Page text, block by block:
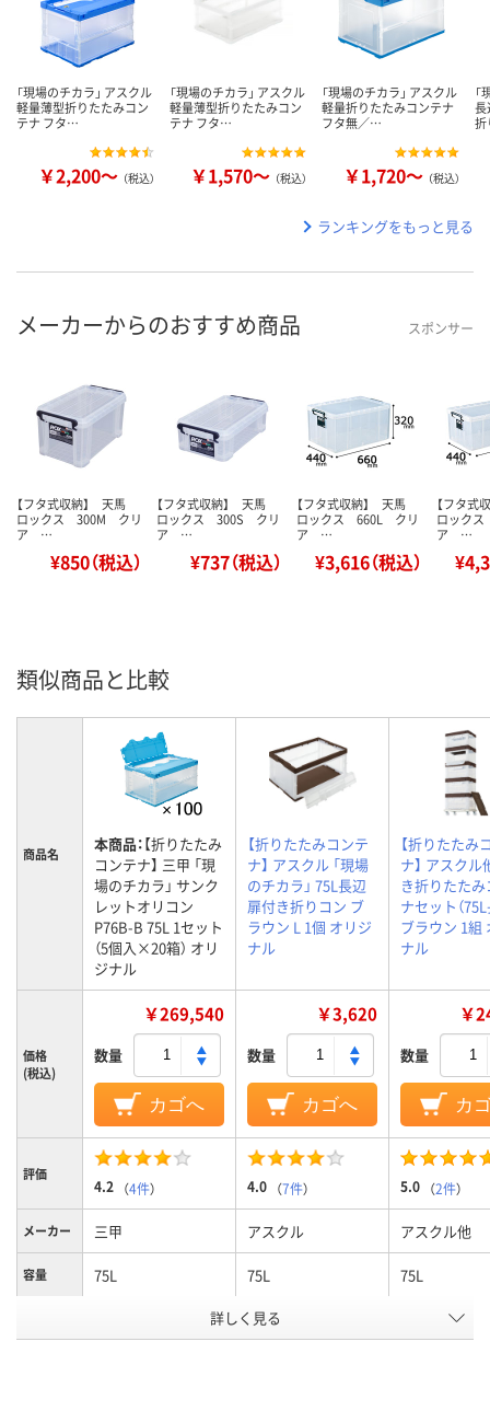
「現場のチカラ」 アスクル
軽量薄型折りたたみコン
テナ フタ…
￥2,200～ （税込）
「現場のチカラ」 アスクル
軽量薄型折りたたみコン
テナ フタ…
￥1,570～ （税込）
「現場のチカラ」 アスクル
軽量折りたたみコンテナ
フタ無／…
￥1,720～ （税込）
長
ランキングをもっと見る
メーカーからのおすすめ商品 スポンサー
【フタ式収納】 天馬
ロックス 300M クリ
ア …
¥850（税込）
【フタ式収納】 天馬
ロックス 300S クリ
ア …
¥737（税込）
【フタ式収納】 天馬
ロックス 660L クリ
ア …
¥3,616（税込）
【フタ
ロック
ア …
類似商品と比較
商品名 本商品：【折りたたみ
コンテナ】 三甲 「現
場のチカラ」 サンク
レットオリコン
P76B-B 75L 1セット
（5個入×20箱） オリ
ジナル
【折りたたみコンテ
ナ】 アスクル 「現場
のチカラ」 75L長辺
扉付き折りコン ブ
ラウン L 1個 オリジ
ナル
【折りたたみ
ナ】 アスクル
き折りたた
ナセット（75L
ブラウン 1組
ナル
価格
(税込)
￥269,540
数量
カゴへ
￥3,620
数量
カゴへ
￥
数量
カ
評価
4.2 （4件） 4.0 （7件） 5.0 （2件）
メーカー 三甲 アスクル アスクル他
容量 75L 75L 75L
ループ
クリア（透明）系、ブ
ルー系
ブラウン系 ブラウン系
詳しく見る